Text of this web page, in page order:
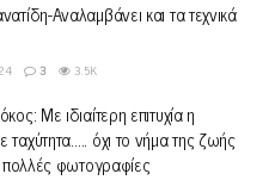
Αναλαμβάνει και τα τεχνικά
3 3.5K
Με ιδιαίτερη επιτυχία η
όχι το νήμα της ζωής
πολλές φωτογραφίες